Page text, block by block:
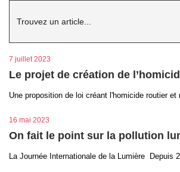
Search
7 juillet 2023
Le projet de création de
Une proposition de loi créant l'homicide routier et
16 mai 2023
On fait le point sur la pollution
La Journée Internationale de la Lumière Depuis